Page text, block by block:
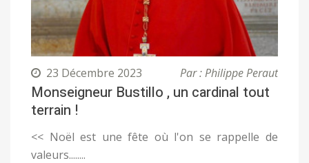
23 Décembre 2023 Par : Philippe Peraut
Monseigneur Bustillo , un cardinal tout
terrain !
<< Noël est une fête où l'on se rappelle de
valeurs........